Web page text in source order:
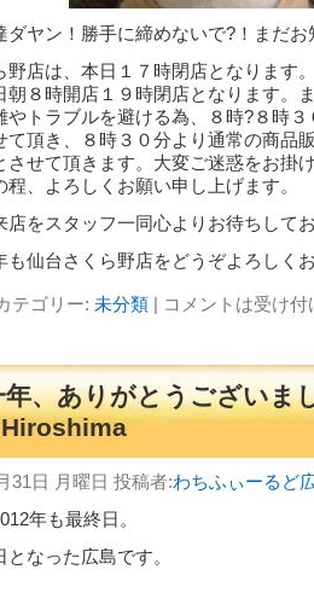
ダヤン！勝手に締めないで?！まだ
野店は、本日１７時閉店となります
朝８時開店１９時閉店となります。
やトラブルを避ける為、８時?８時
て頂き、８時３０分より通常の商品
させて頂きます。大変ご迷惑をお掛
程、よろしくお願い申し上げます。
店をスタッフ一同心よりお待ちして
も仙台さくら野店をどうぞよろしく
テゴリー: 未分類| コメントは受け
年、ありがとうございま
31日 月曜日 投稿者:わちふぃーるど
年も最終日。
となった広島です。